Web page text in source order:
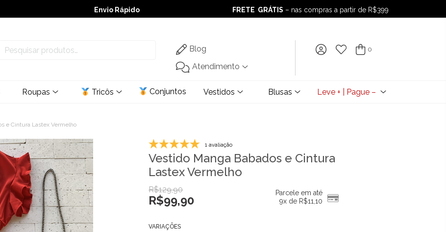
Envio Rápido
➚ Ofertas– Até 60% OFF
FRETE GRÁTIS – nas compras a partir de R$399
FRETE GRÁTIS– nas compras a partir de R$399
Blog
Atendimento
0
Roupas Tricôs Conjuntos Vestidos Blusas Leve + | Pague –
e Cintura Lastex Vermelho
1 avaliação
Vestido Manga Babados e Cintura
Lastex Vermelho
R$129,90
R$99,90
Parcele em até
9x de R$11,10
VARIAÇÕES